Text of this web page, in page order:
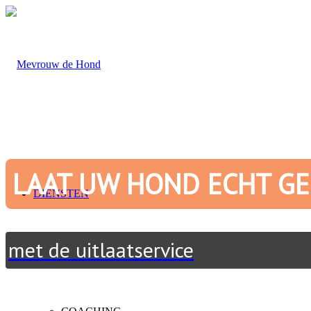
DIENSTEN
LAAT UW HOND ECHT
met de uitlaatservice